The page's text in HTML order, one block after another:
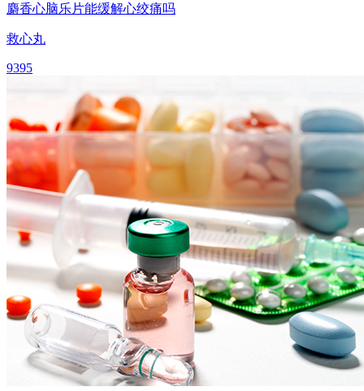
麝香心脑乐片能缓解心绞痛吗
救心丸
9395